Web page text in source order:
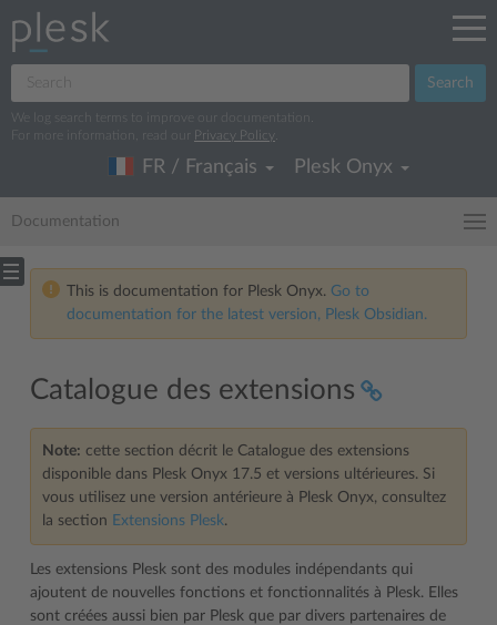
Search
We log search terms to improve our documentation.
For more information, read our
Privacy Policy
FR / Français Plesk Onyx
Documentation
This is documentation for Plesk Onyx. Go to
documentation for the latest version, Plesk Obsidian.
Catalogue des extensions
Note: cette section décrit le Catalogue des extensions
disponible dans Plesk Onyx 17.5 et versions ultérieures. Si
vous utilisez une version antérieure à Plesk Onyx, consultez
la section Extensions Plesk.
Les extensions Plesk sont des modules indépendants qui
ajoutent de nouvelles fonctions et fonctionnalités à Plesk. Elles
sont créées aussi bien par Plesk que par divers partenaires de